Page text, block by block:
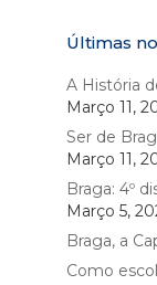
Últimas
A História
Março 11,
Ser de
Março 11,
Braga: 4º
Março 5,
Braga, a
Como